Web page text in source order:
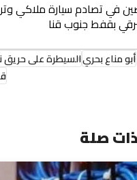
في تصادم سيارة ملاكي
بقفط جنوب قنا
أبو مناع بحريالسيطرة على حريق
ذات صلة